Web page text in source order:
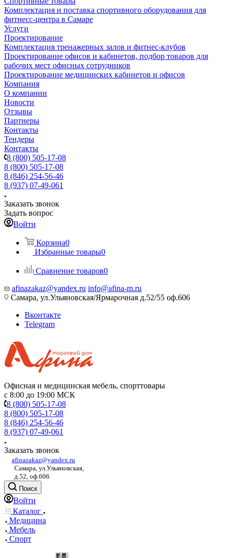
Комплектация и поставка спортивного оборудования для
фитнесс-центра в Самаре
Услуги
Проектирование
Комплектация тренажерных залов и фитнес-клубов
Проектирование офисов и кабинетов, подбор товаров для
рабочих мест офисных сотрудников
Проектирование медицинских кабинетов и офисов
Компания
О компании
Новости
Отзывы
Партнеры
Контакты
Тендеры
Контакты
8 (800) 505-17-08
8 (800) 505-17-08
8 (846) 254-56-46
8 (937) 07-49-061
Заказать звонок
Задать вопрос
Войти
Корзина0
Избранные товары0
Сравнение товаров0
afinazakaz@yandex.ru info@afina-m.ru
Самара, ул.Ульяновская/Ярмарочная д.52/55 оф.606
Вконтакте
Telegram
Офисная и медицинская мебель, спорттовары
с 8:00 до 19:00 МСК
8 (800) 505-17-08
8 (800) 505-17-08
8 (846) 254-56-46
8 (937) 07-49-061
Заказать звонок
afinazakaz@yandex.ru
Самара, ул.Ульяновская,
д.52, оф.606
Поиск
Войти
Каталог
Медицина
Мебель
Спорт